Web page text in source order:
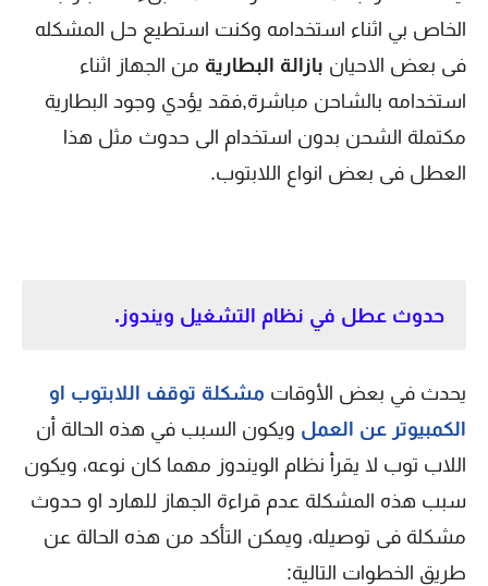
الخاص بي اثناء استخدامه وكنت استطيع حل المشكله
فى بعض الاحيان بازالة البطارية من الجهاز اثناء
استخدامه بالشاحن مباشرة,فقد يؤدي وجود البطارية
مكتملة الشحن بدون استخدام الى حدوث مثل هذا
العطل فى بعض انواع اللابتوب.
حدوث عطل في نظام التشغيل ويندوز.
يحدث في بعض الأوقات مشكلة توقف اللابتوب او
الكمبيوتر عن العمل ويكون السبب في هذه الحالة أن
اللاب توب لا يقرأ نظام الويندوز مهما كان نوعه، ويكون
سبب هذه المشكلة عدم قراءة الجهاز للهارد او حدوث
مشكلة فى توصيله، ويمكن التأكد من هذه الحالة عن
طريق الخطوات التالية: